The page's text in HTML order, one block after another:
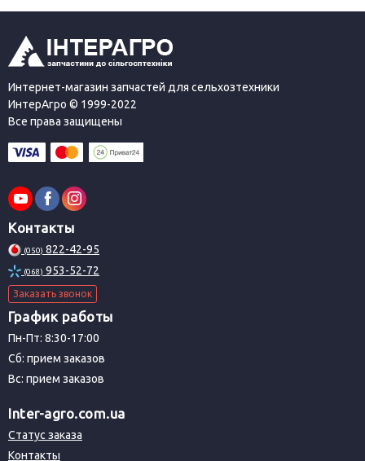
Интернет-магазин запчастей для сельхозтехники
ИнтерАгро © 1999-2022
Все права защищены
Контакты
(050) 822-42-95
(068) 953-52-72
Заказать звонок
График работы
Пн-Пт: 8:30-17:00
Сб: прием заказов
Вс: прием заказов
Inter-agro.com.ua
Статус заказа
Контакты